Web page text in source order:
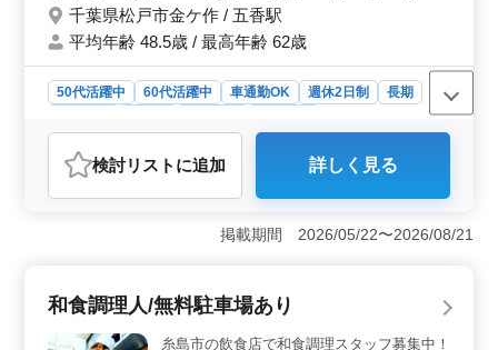
千葉県松戸市金ケ作 / 五香駅
平均年齢 48.5歳 / 最高年齢 62歳
50代活躍中 60代活躍中 車通勤OK 週休2日制
長期
調理師・調理補助・スタッフ
おすすめポイント
＜勤務条件の柔軟性＞ この職場は週3からの勤務が可能
な週休2日シフト制です。さらに、交替制の勤務時間（早
朝から夕方までのシフトがあります）により、個々の生
実費で支給されます。アクセスしやすく、通勤の際の利
便性が高い点も魅力の一つです。 ＜就労環境＞ 社
検討リスト に追加 詳しく見る
掲載期間 2026/05/22〜2026/08/21
和食調理人/無料駐車場あり
糸島市の飲食店で和食調理スタッフ募集中！